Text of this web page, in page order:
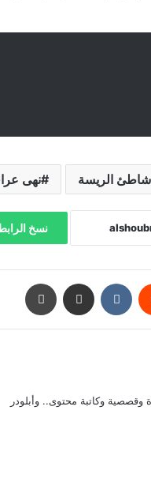
شاطئ الريسة نهى
نسخ
وكاتبة محتوى.. وأبلودر